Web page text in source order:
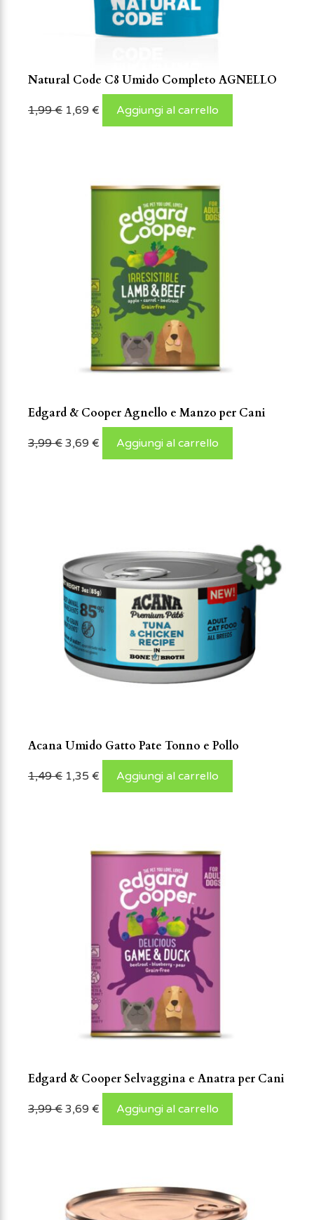
Natural Code C8 Umido Completo AGNELLO
1,99€ 1,69 € Aggiungi al carrello
Edgard & Cooper Agnello e Manzo per Cani
3,99€ 3,69 € Aggiungi al carrello
Acana Umido Gatto Pate Tonno e Pollo
1,49€ 1,35 € Aggiungi al carrello
Edgard & Cooper Selvaggina e Anatra per Cani
3,99€ 3,69 € Aggiungi al carrello